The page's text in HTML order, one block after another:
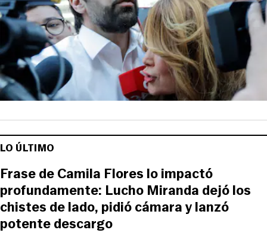
LO ÚLTIMO
Frase de Camila Flores lo impactó
profundamente: Lucho Miranda dejó los
chistes de lado, pidió cámara y lanzó
potente descargo